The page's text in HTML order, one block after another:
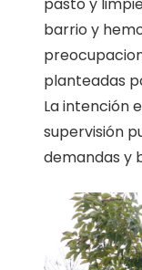
barrio y
planteadas
La intención
supervisión
demandas y